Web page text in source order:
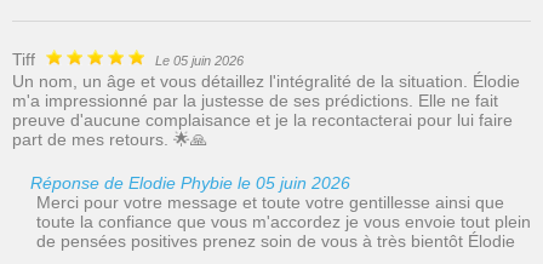
Tiff Le 05 juin 2026
Un nom, un âge et vous détaillez l'intégralité de la situation. Élodie
m'a impressionné par la justesse de ses prédictions. Elle ne fait
preuve d'aucune complaisance et je la recontacterai pour lui faire
part de mes retours. 🌟🙏
Réponse de Elodie Phybie le 05 juin 2026
Merci pour votre message et toute votre gentillesse ainsi que
toute la confiance que vous m'accordez je vous envoie tout plein
de pensées positives prenez soin de vous à très bientôt Élodie